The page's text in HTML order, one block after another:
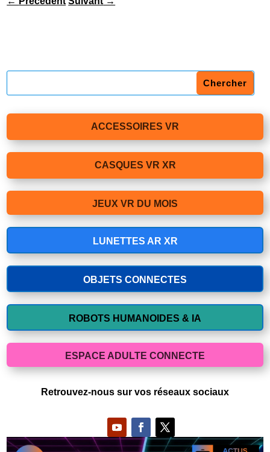
ACCESSOIRES VR
CASQUES VR XR
JEUX VR DU MOIS
LUNETTES AR XR
OBJETS CONNECTES
ROBOTS HUMANOIDES & IA
ESPACE ADULTE CONNECTE
Retrouvez-nous sur vos réseaux sociaux